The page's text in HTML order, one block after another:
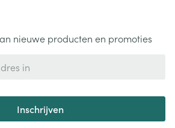
nieuwe producten en promoties
Inschrijven